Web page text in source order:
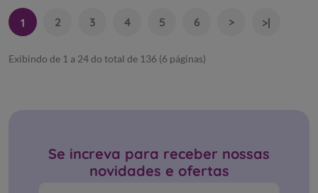
1 2 3 4 5 6 > >|
Exibindo de 1 a 24 do total de 136 (6 páginas)
Se increva para receber nossas
novidades e ofertas